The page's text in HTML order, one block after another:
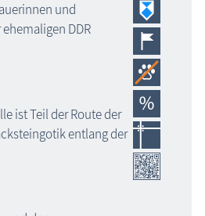
und
DDR
ist Teil der Route der
entlang der